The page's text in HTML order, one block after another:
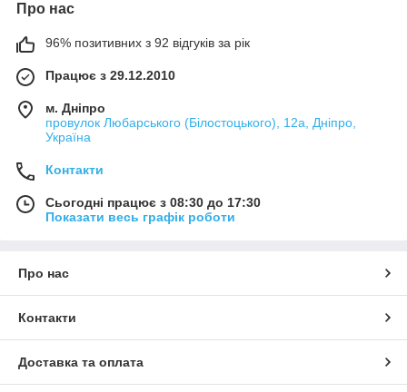
Про нас
96% позитивних з 92 відгуків за рік
Працює з 29.12.2010
м. Дніпро
провулок Любарського (Білостоцького), 12а, Дніпро,
Україна
Контакти
Сьогодні працює з 08:30 до 17:30
Показати весь графік роботи
Про нас
Контакти
Доставка та оплата